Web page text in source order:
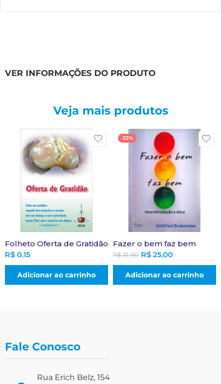
VER INFORMAÇÕES DO PRODUTO
Veja mais produtos
Folheto Oferta de Gratidão
R$ 0,15
Adicionar ao carrinho
-22%
Fazer o bem faz bem
R$31,90 R$ 25,00
Adicionar ao carrinho
Fale Conosco
Rua Erich Belz, 154